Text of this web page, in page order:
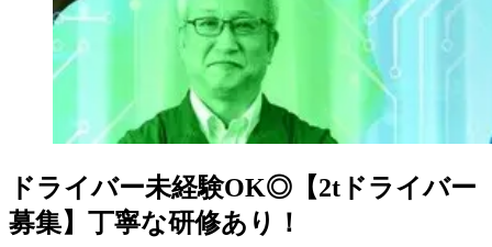
ドライバー未経験OK◎【2tドライバー
募集】丁寧な研修あり！